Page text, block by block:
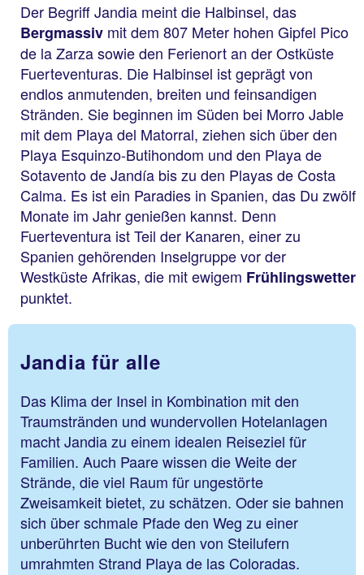
Der Begriff Jandia meint die Halbinsel, das
Bergmassiv mit dem 807 Meter hohen Gipfel Pico
de la Zarza sowie den Ferienort an der Ostküste
Fuerteventuras. Die Halbinsel ist geprägt von
endlos anmutenden, breiten und feinsandigen
Stränden. Sie beginnen im Süden bei Morro Jable
mit dem Playa del Matorral, ziehen sich über den
Playa Esquinzo-Butihondom und den Playa de
Sotavento de Jandía bis zu den Playas de Costa
Calma. Es ist ein Paradies in Spanien, das Du zwölf
Monate im Jahr genießen kannst. Denn
Fuerteventura ist Teil der Kanaren, einer zu
Spanien gehörenden Inselgruppe vor der
Westküste Afrikas, die mit ewigem Frühlingswetter
punktet.
Jandia für alle
Das Klima der Insel in Kombination mit den
Traumstränden und wundervollen Hotelanlagen
macht Jandia zu einem idealen Reiseziel für
Familien. Auch Paare wissen die Weite der
Strände, die viel Raum für ungestörte
Zweisamkeit bietet, zu schätzen. Oder sie bahnen
sich über schmale Pfade den Weg zu einer
unberührten Bucht wie den von Steilufern
umrahmten Strand Playa de las Coloradas.